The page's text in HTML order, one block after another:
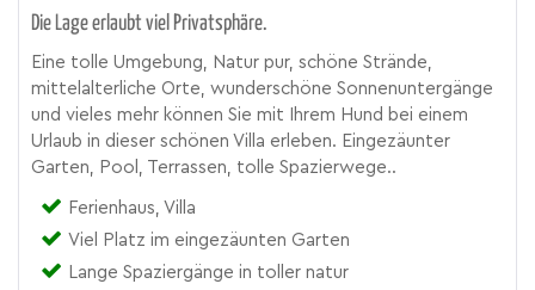
Die Lage erlaubt viel Privatsphäre.
Eine tolle Umgebung, Natur pur, schöne Strände,
mittelalterliche Orte, wunderschöne Sonnenuntergänge
und vieles mehr können Sie mit Ihrem Hund bei einem
Urlaub in dieser schönen Villa erleben. Eingezäunter
Garten, Pool, Terrassen, tolle Spazierwege..
Ferienhaus, Villa
Viel Platz im eingezäunten Garten
Lange Spaziergänge in toller natur